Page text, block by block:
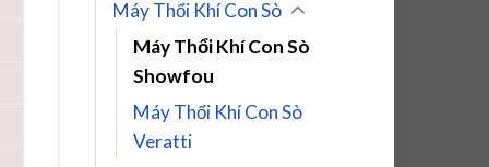
Máy Thổi Khí Con Sò
Máy Thổi Khí Con Sò
Showfou
Máy Thổi Khí Con Sò
Veratti